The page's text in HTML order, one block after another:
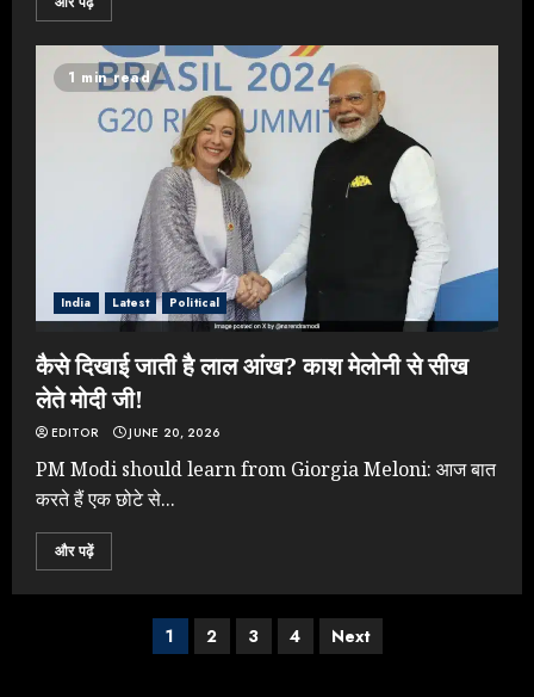
1 min read
India Latest Political
कैसे दिखाई जाती है लाल आंख? काश मेलोनी से सीख
लेते मोदी जी!
EDITOR JUNE 20, 2026
PM Modi should learn from Giorgia Meloni: आज बात
करते हैं एक छोटे से...
और पढ़ें
1 2 3 4 Next
NEET महाघोटाले पर Rahul Gandhi
के आक्रामक तेवर, बैकफुट पर आई सरकार
JULY 24, 2026
4
Jantar Mantar Protest पर बॉलीवुड
का बदला रुख: सलमान और राजकुमार के यू-
टर्न पर उठे सवाल
ONGC के खजाने से RSS के संगठनों पर
मेहरबानी? 670 करोड़ रुपये के इस खुलासे ने
Yogi Government ने विज्ञापनों पर